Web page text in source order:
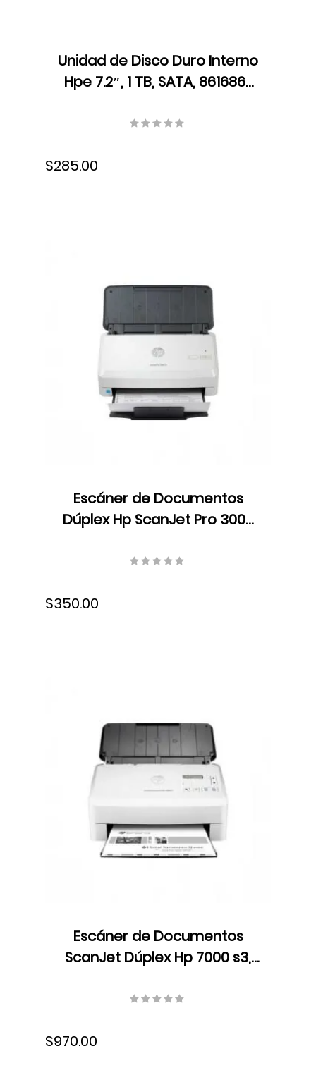
Unidad de Disco Duro Interno
Hpe 7.2″, 1 TB, SATA, 861686-
$285.00
Escáner de Documentos
Dúplex Hp ScanJet Pro 3000
ppm/80 ipm, Resolución 300
$350.00
Escáner de Documentos
ScanJet Dúplex Hp 7000 s3,
ppm/150 ipm, Resolución 600
$970.00